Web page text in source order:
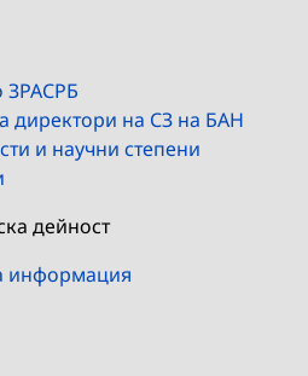
ЗРАСРБ
директори на СЗ на БАН
и научни степени
дейност
информация